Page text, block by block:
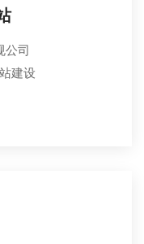
公司
建设